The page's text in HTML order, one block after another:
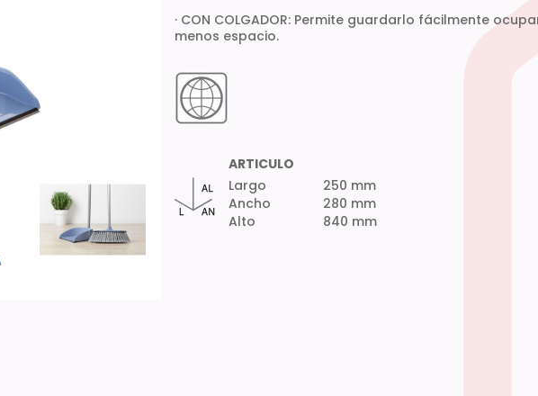
· CON COLGADOR: Permite guardarlo fácilmente
menos espacio.
ARTICULO
Largo
Ancho
Alto
250 mm
280 mm
840 mm